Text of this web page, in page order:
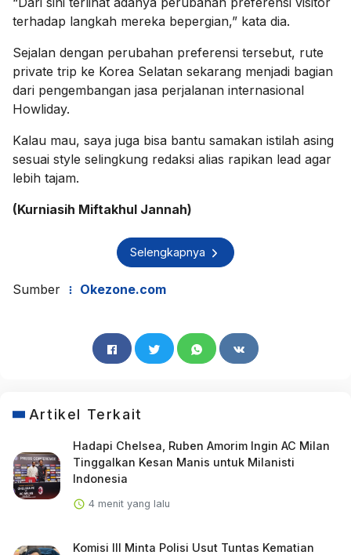
terhadap langkah mereka bepergian,” kata dia.
Sejalan dengan perubahan preferensi tersebut, rute
private trip ke Korea Selatan sekarang menjadi bagian
dari pengembangan jasa perjalanan internasional
Howliday.
Kalau mau, saya juga bisa bantu samakan istilah asing
sesuai style selingkung redaksi alias rapikan lead agar
lebih tajam.
(Kurniasih Miftakhul Jannah)
Selengkapnya
Sumber Okezone.com
Artikel Terkait
Hadapi Chelsea, Ruben Amorim Ingin AC Milan
Tinggalkan Kesan Manis untuk Milanisti
Indonesia
4 menit yang lalu
Komisi III Minta Polisi Usut Tuntas Kematian